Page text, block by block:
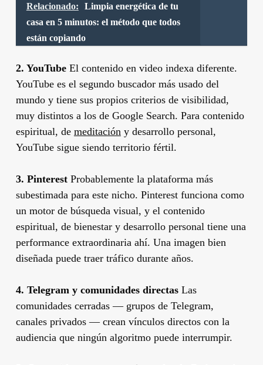
Relacionado:
Limpia energética de tu
casa en 5 minutos: el método que todos
están copiando
2. YouTubeEl contenido en video indexa diferente.
YouTube es el segundo buscador más usado del
mundo y tiene sus propios criterios de visibilidad,
muy distintos a los de Google Search. Para contenido
espiritual, de meditación y desarrollo personal,
YouTube sigue siendo territorio fértil.
3. PinterestProbablemente la plataforma más
subestimada para este nicho. Pinterest funciona como
un motor de búsqueda visual, y el contenido
espiritual, de bienestar y desarrollo personal tiene una
performance extraordinaria ahí. Una imagen bien
diseñada puede traer tráfico durante años.
4. Telegram y comunidades directasLas
comunidades cerradas — grupos de Telegram,
canales privados — crean vínculos directos con la
audiencia que ningún algoritmo puede interrumpir.